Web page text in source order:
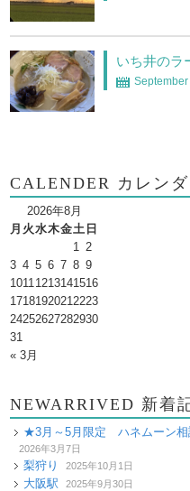
いち井のラ
CALENDER カレンダ
2026年8月
月 火水木金土 日
1
2
3 4 5 6 7 8 9
1011 1213141516
1718192021 2223
24252627282930
31
« 3月
NEWARRIVED 新着
★3月～5月限定 ハネムーン相
2026年3月7日
梨狩り 2025年10月1日
大阪駅 2025年9月30日